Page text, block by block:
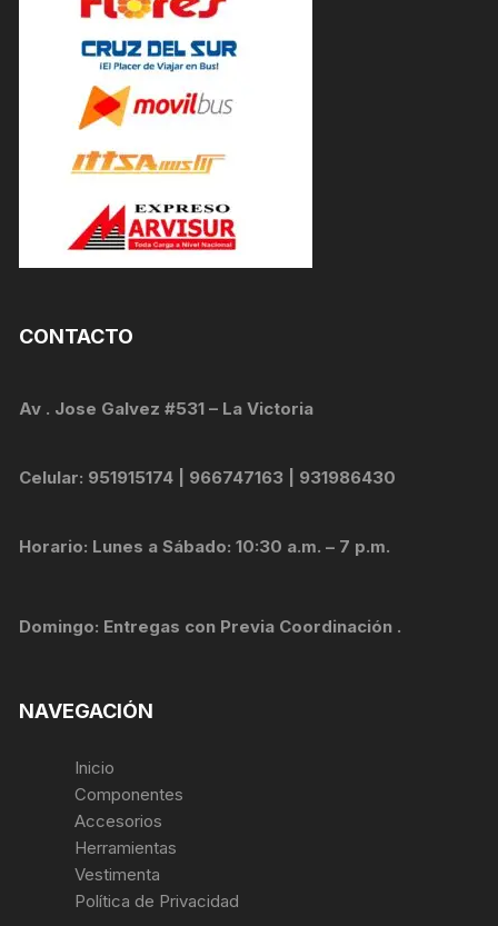
CONTACTO
Av . Jose Galvez #531 – La Victoria
Celular: 951915174 | 966747163 | 931986430
Horario: Lunes a Sábado: 10:30 a.m. – 7 p.m.
Domingo: Entregas con Previa Coordinación .
NAVEGACIÓN
Inicio
Componentes
Accesorios
Herramientas
Vestimenta
Política de Privacidad